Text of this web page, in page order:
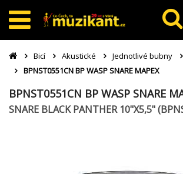
Bicí Akustické Jednotlivé bubny
BPNST0551CN BP WASP SNARE MAPEX
BPNST0551CN BP WASP SNARE
SNARE BLACK PANTHER 10"X5,5"